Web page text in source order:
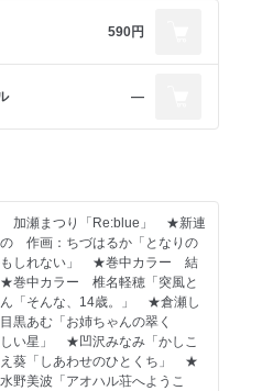
登場！ 後輩と付き合いはじめた
ス
1作！ ショート読みきり。
ちをつくりたい芹ですが……!?
ス
河原和音「先生！」1話 ※紙
では掲載していない場合があり
590円
―
瀬まつり「Re:blue」 ★新連
作画：ちづはるか「となりの
もしれない」 ★巻中カラー 結
巻中カラー 椎名軽穂「突風と
「そんな、14歳。」 ★倉瀬し
あむ「お姉ちゃんの翠く
い星」 ★凹沢みなみ「かしこ
葵「しあわせのひとくち」 ★
美波「アオハル荘へようこ